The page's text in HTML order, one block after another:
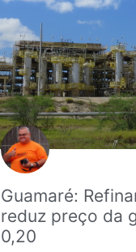
Guamaré:
reduz preço da
0,20